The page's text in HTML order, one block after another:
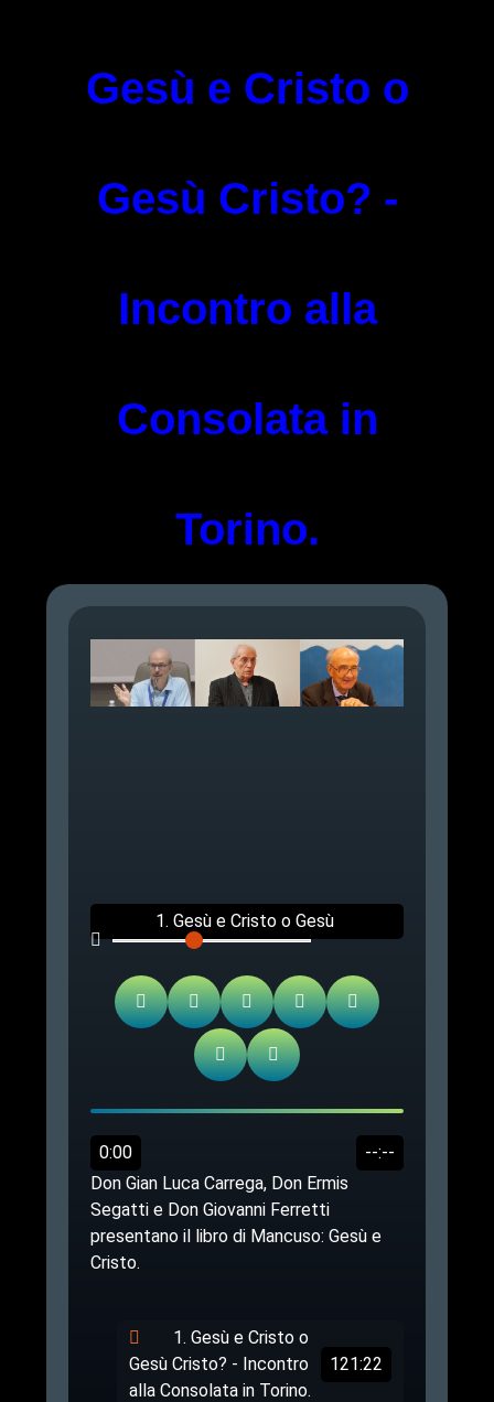
Gesù e Cristo o
Gesù Cristo? -
Incontro alla
Consolata in
Torino.
1. Gesù e Cristo o Gesù
Cristo? - Incontro alla
Consolata in Torino.
0:00
--:--
Don Gian Luca Carrega, Don Ermis
Segatti e Don Giovanni Ferretti
presentano il libro di Mancuso: Gesù e
Cristo.
1. Gesù e Cristo o
Gesù Cristo? - Incontro
alla Consolata in Torino.
121:22